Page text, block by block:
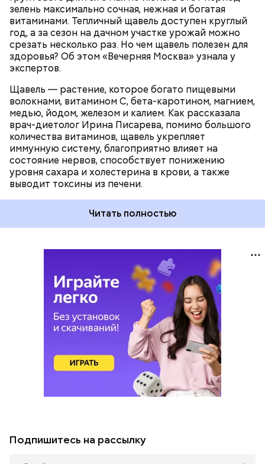
зелень максимально сочная, нежная и богатая
витаминами. Тепличный щавель доступен круглый
год, а за сезон на дачном участке урожай можно
срезать несколько раз. Но чем щавель полезен для
здоровья? Об этом «Вечерняя Москва» узнала у
экспертов.
Щавель — растение, которое богато пищевыми
волокнами, витамином С, бета-каротином, магнием,
медью, йодом, железом и калием. Как рассказала
врач-диетолог Ирина Писарева, помимо большого
количества витаминов, щавель укрепляет
иммунную систему, благоприятно влияет на
состояние нервов, способствует понижению
уровня сахара и холестерина в крови, а также
выводит токсины из печени.
Читать полностью
ПРОДУКТЫ
Подпишитесь на рассылку